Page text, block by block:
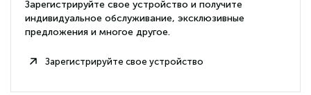
Зарегистрируйте свое устройство и получите
индивидуальное обслуживание, эксклюзивные
предложения и многое другое.
Зарегистрируйте свое устройство